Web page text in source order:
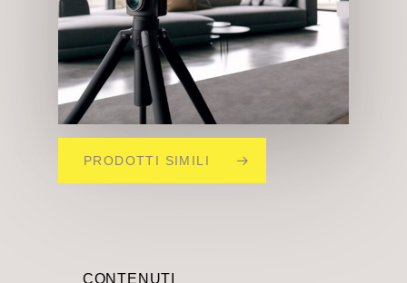
PRODOTTI SIMILI
CONTENUTI